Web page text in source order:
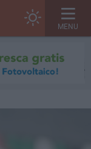
MENU